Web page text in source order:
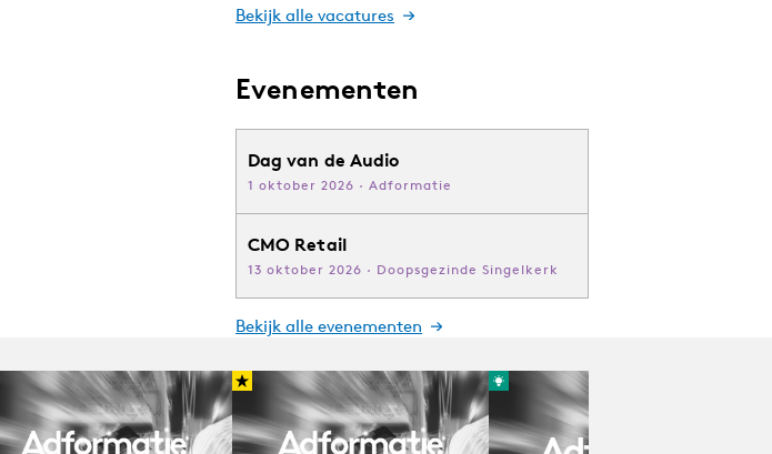
Bekijk alle vacatures
Evenementen
Dag van de Audio
1 oktober 2026 · Adformatie
CMO Retail
13 oktober 2026 · Doopsgezinde Singelkerk
Bekijk alle evenementen